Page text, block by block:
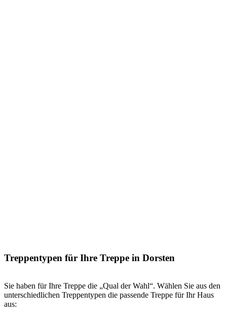
Treppentypen für Ihre Treppe in Dorsten
Sie haben für Ihre Treppe die „Qual der Wahl“. Wählen Sie aus den
unterschiedlichen Treppentypen die passende Treppe für Ihr Haus
aus: